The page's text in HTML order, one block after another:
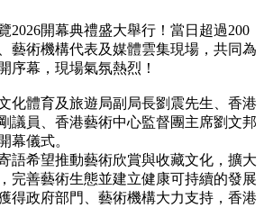
2026開幕典禮盛大舉行！當日超過200
藝術機構代表及媒體雲集現場，共同為
序幕，現場氣氛熱烈！
化體育及旅遊局副局長劉震先生、香港
議員、香港藝術中心監督團主席劉文邦
幕儀式。
語希望推動藝術欣賞與收藏文化，擴大
完善藝術生態並建立健康可持續的發展
得政府部門、藝術機構大力支持，香港